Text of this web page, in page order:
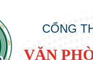
CỔNG
VĂN